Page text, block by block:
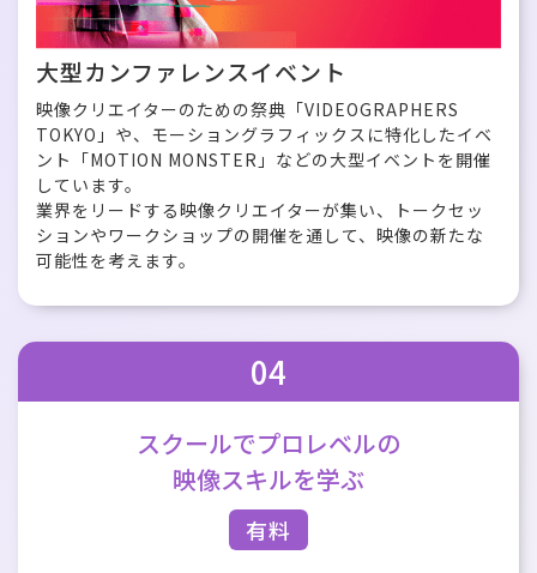
大型カンファレンスイベント
映像クリエイターのための祭典「VIDEOGRAPHERS
TOKYO」や、モーショングラフィックスに特化したイベ
ント「MOTION MONSTER」などの大型イベントを開催
しています。
業界をリードする映像クリエイターが集い、トークセッ
ションやワークショップの開催を通して、映像の新たな
可能性を考えます。
04
スクールでプロレベルの
映像スキルを学ぶ
有料